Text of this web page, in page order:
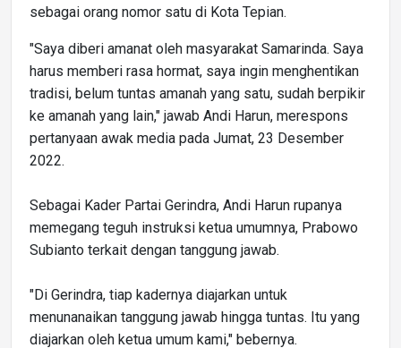
sebagai orang nomor satu di Kota Tepian.
"Saya diberi amanat oleh masyarakat Samarinda. Saya
harus memberi rasa hormat, saya ingin menghentikan
tradisi, belum tuntas amanah yang satu, sudah berpikir
ke amanah yang lain," jawab Andi Harun, merespons
pertanyaan awak media pada Jumat, 23 Desember
2022.
Sebagai Kader Partai Gerindra, Andi Harun rupanya
memegang teguh instruksi ketua umumnya, Prabowo
Subianto terkait dengan tanggung jawab.
"Di Gerindra, tiap kadernya diajarkan untuk
menunanaikan tanggung jawab hingga tuntas. Itu yang
diajarkan oleh ketua umum kami," bebernya.